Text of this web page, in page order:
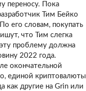
переносу. Пока
Тим Бейко
его словам, покупать
что Тим слегка
проблему должна
2022 года.
окончательной
единой криптовалюты
как другие на Grin или